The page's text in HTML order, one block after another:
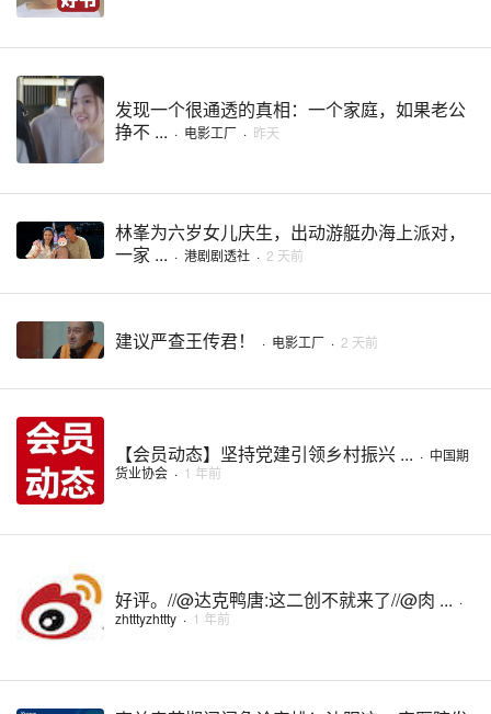
发现一个很通透的真相：一个家庭，如果老公
挣不 ... · 电影工厂 · 昨天
林峯为六岁女儿庆生，出动游艇办海上派对，
一家 ... · 港剧剧透社 · 2 天前
建议严查王传君！ · 电影工厂 · 2 天前
【会员动态】坚持党建引领乡村振兴 ... · 中国期
货业协会 · 1 年前
好评。//@达克鸭唐:这二创不就来了//@肉 ... ·
zhtttyzhttty · 1 年前